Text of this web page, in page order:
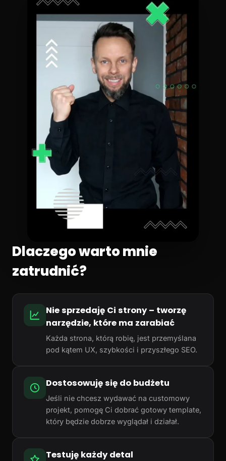
Dlaczego warto mnie
zatrudnić?
Nie sprzedaję Ci strony – tworzę
narzędzie, które ma zarabiać
Każda strona, którą robię, jest przemyślana
pod kątem UX, szybkości i przyszłego SEO.
Dostosowuję się do budżetu
Jeśli nie chcesz wydawać na customowy
projekt, pomogę Ci dobrać gotowy template,
który będzie dobrze wyglądał i działał.
Testuję każdy detal